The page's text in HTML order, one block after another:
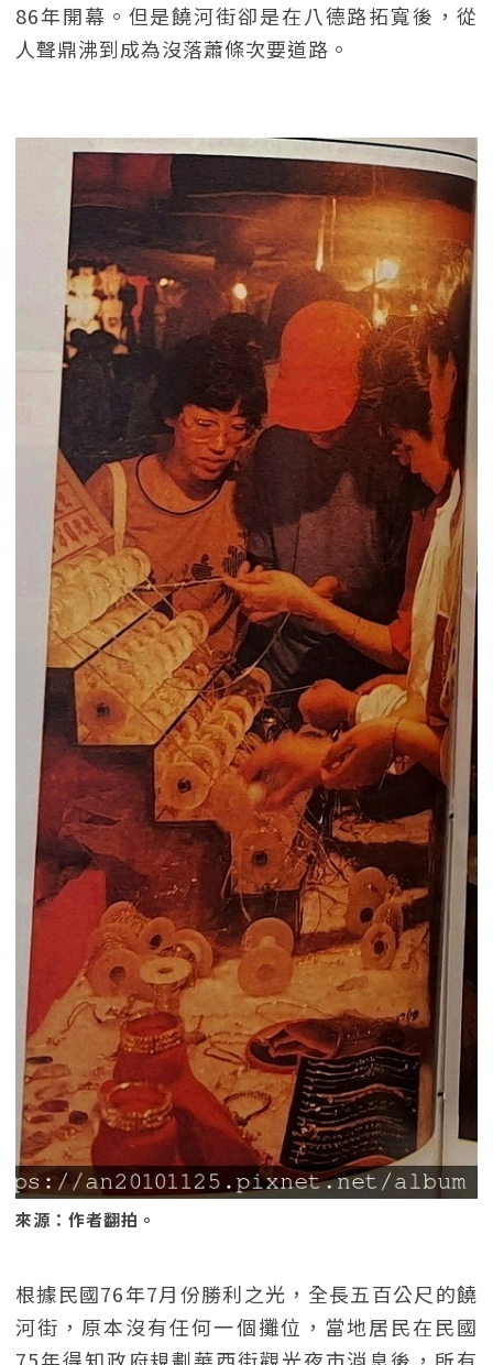
86年開幕。但是饒河街卻是在八德路拓寬後，從
人聲鼎沸到成為沒落蕭條次要道路。
來源：作者翻拍。
根據民國76年7月份勝利之光，全長五百公尺的饒
河街，原本沒有任何一個攤位，當地居民在民國